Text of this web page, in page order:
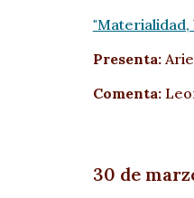
"Materialidad,
Presenta:
Comenta:
30 de